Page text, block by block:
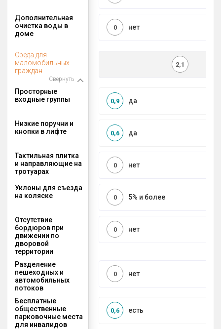
Дополнительная
очистка воды в
доме
нет
0
Среда для
маломобильных
граждан
Свернуть
2,1
Просторные
входные группы
да
0,9
Низкие поручни и
кнопки в лифте
да
0,6
Тактильная плитка
и направляющие на
тротуарах
нет
0
Уклоны для съезда
на коляске
5% и более
0
Отсутствие
бордюров при
движении по
дворовой
территории
нет
0
Разделение
пешеходных и
автомобильных
потоков
нет
0
Бесплатные
общественные
парковочные места
для инвалидов
есть
0,6